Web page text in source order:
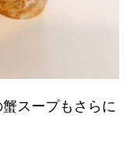
スープもさらに